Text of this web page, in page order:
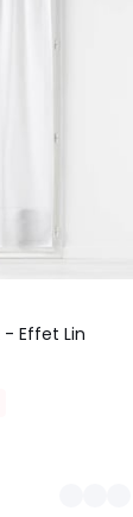
Paire de Grands Rideaux - Effet Lin